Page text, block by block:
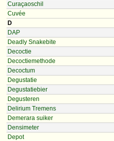
Curaçaoschil
Cuvée
D
DAP
Deadly Snakebite
Decoctie
Decoctiemethode
Decoctum
Degustatie
Degustatiebier
Degusteren
Delirium Tremens
Demerara suiker
Densimeter
Depot